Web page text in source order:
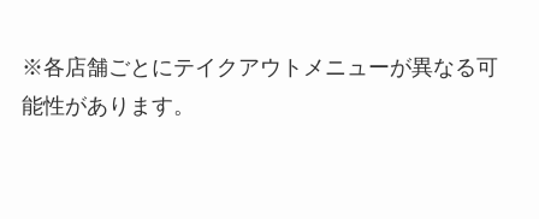
※各店舗ごとにテイクアウトメニューが異なる可
能性があります。